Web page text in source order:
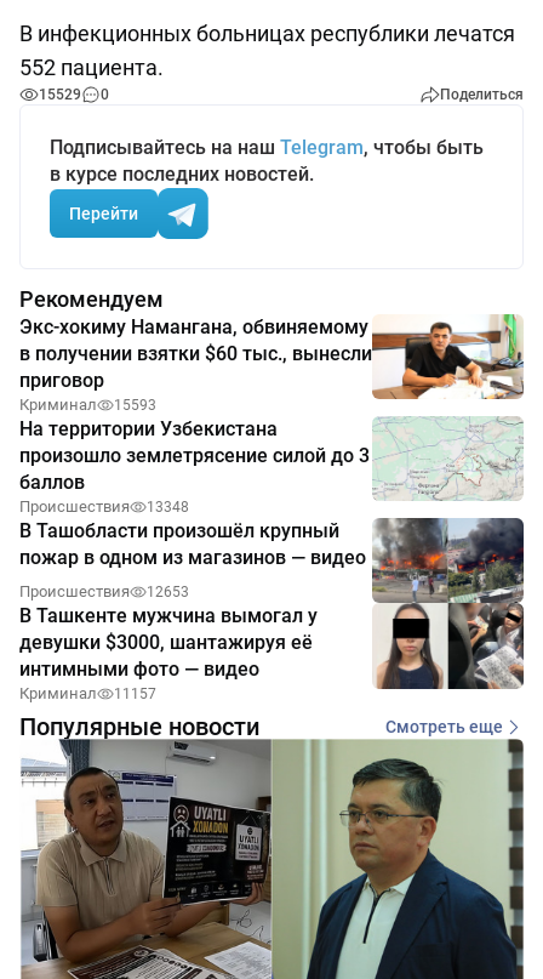
В инфекционных больницах республики лечатся
552 пациента.
15529 0 Поделиться
Подписывайтесь на наш Telegram, чтобы быть
в курсе последних новостей.
Перейти
Рекомендуем
Экс-хокиму Намангана, обвиняемому
в получении взятки $60 тыс., вынесли
приговор
Криминал 15593
На территории Узбекистана
произошло землетрясение силой до 3
баллов
Происшествия 13348
В Ташобласти произошёл крупный
пожар в одном из магазинов — видео
Происшествия 12653
В Ташкенте мужчина вымогал у
девушки $3000, шантажируя её
интимными фото — видео
Криминал 11157
Популярные новости Смотреть еще